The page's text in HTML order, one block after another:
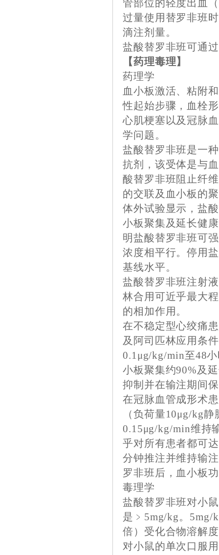
管部位的轻度出血
过量使用替罗非班
滴注剂量。
盐酸替罗非班可通
【药理毒理】
药理学
血小板激活、粘附
性起始步骤，血栓
心肌梗塞以及冠脉
学问题。
盐酸替罗非班是一
抗剂，该受体是与
酸替罗非班阻止纤
的交联及血小板的
体外试验显示，盐
小板聚集及延长健
明盐酸替罗非班可
浓度相平行。停用
基线水平。
盐酸替罗非班注射
林合用可近乎最大
的相加作用。
在不稳定型心绞痛
及阿司匹林应用条
0.1μg/kg/min至48
小板聚集约90%及
抑制并在输注期间
在冠脉血管成形术
（负荷量10μg/kg
0.15μg/kg/min维持
乎对所有患者都可
分钟推注并维持输
罗非班后，血小板
毒理学
盐酸替罗非班对小
是﹥5mg/kg。5mg/
倍）受化合物溶解
对小鼠的单次口服